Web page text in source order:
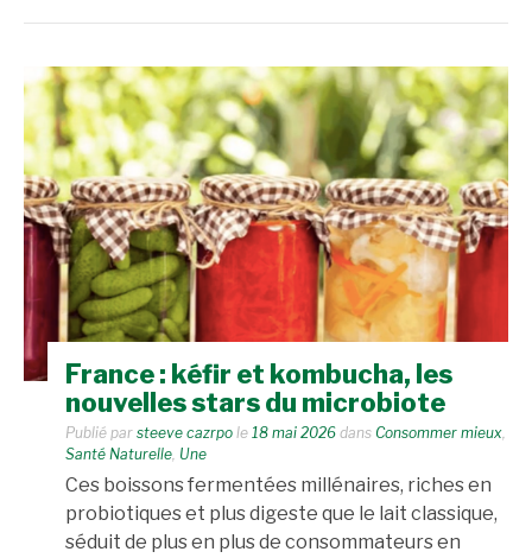
France : kéfir et kombucha, les
nouvelles stars du microbiote
Publié par steeve cazrpo le 18 mai 2026 dans Consommer mieux,
Santé Naturelle, Une
Ces boissons fermentées millénaires, riches en
probiotiques et plus digeste que le lait classique,
séduit de plus en plus de consommateurs en